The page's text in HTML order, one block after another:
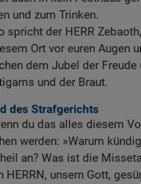
und zum Trinken.
spricht der HERR
Ort vor euren Augen
dem Jubel der
und der Braut.
des Strafgerichts
du das alles diesem
werden: »Warum
an? Was ist die
HERRN, unsern Gott,